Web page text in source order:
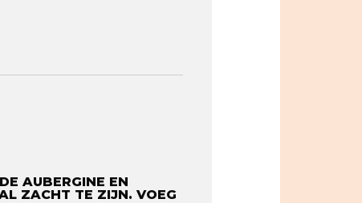
AUBERGINE EN
ZACHT TE ZIJN. VOEG